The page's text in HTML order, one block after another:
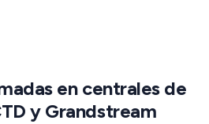
en centrales de
y Grandstream